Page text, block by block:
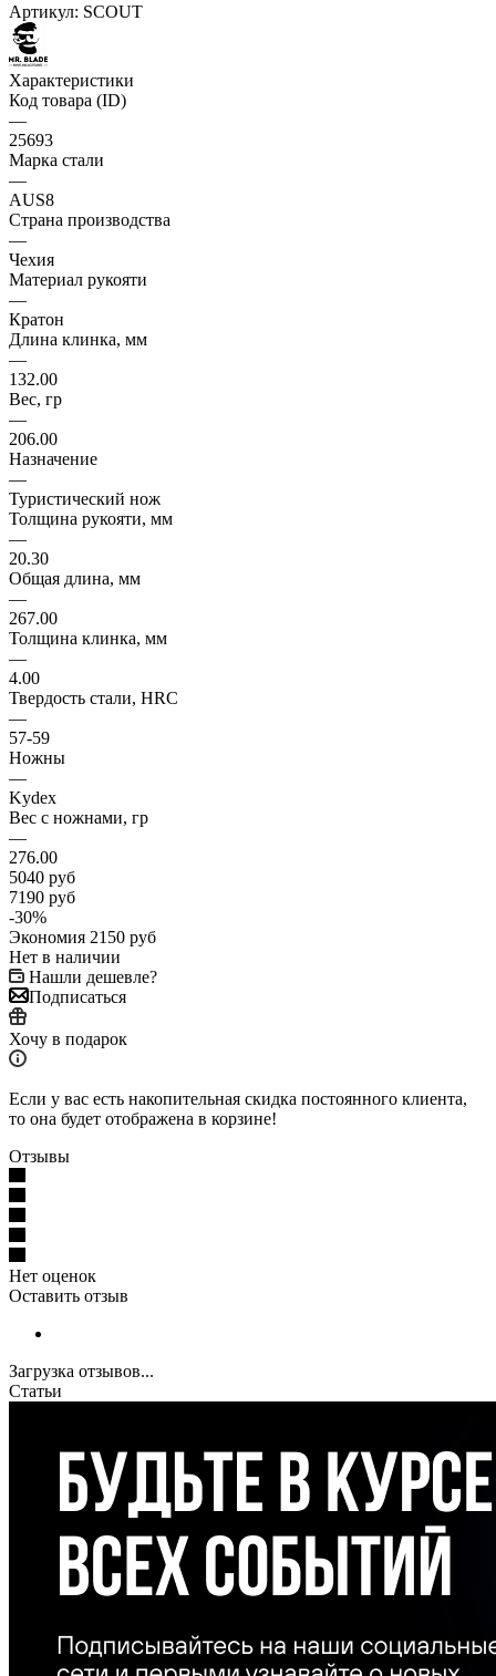
Артикул: SCOUT
Характеристики
Код товара (ID)
—
25693
Марка стали
—
AUS8
Страна производства
—
Чехия
Материал рукояти
—
Кратон
Длина клинка, мм
—
132.00
Вес, гр
—
206.00
Назначение
—
Туристический нож
Толщина рукояти, мм
—
20.30
Общая длина, мм
—
267.00
Толщина клинка, мм
—
4.00
Твердость стали, HRC
—
57-59
Ножны
—
Kydex
Вес с ножнами, гр
—
276.00
5040 руб
7190 руб
-30%
Экономия 2150 руб
Нет в наличии
Нашли дешевле?
Подписаться
Хочу в подарок
Если у вас есть накопительная скидка постоянного клиента,
то она будет отображена в корзине!
Отзывы
Нет оценок
Оставить отзыв
Загрузка отзывов...
Статьи